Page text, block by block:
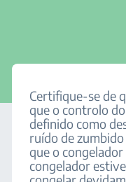
Certifique-se de
que o controlo
definido como
ruído de
que o
congelador